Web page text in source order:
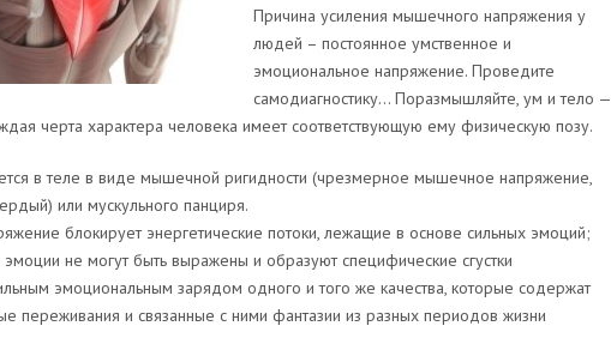
Причина усиления мышечного напряжения у
людей – постоянное умственное и
эмоциональное напряжение. Проведите
самодиагностику… Поразмышляйте, ум и тело —
черта характера человека имеет соответствующую ему физическую позу.
в теле в виде мышечной ригидности (чрезмерное мышечное напряжение,
или мускульного панциря.
блокирует энергетические потоки, лежащие в основе сильных эмоций;
не могут быть выражены и образуют специфические сгустки
эмоциональным зарядом одного и того же качества, которые содержат
переживания и связанные с ними фантазии из разных периодов жизни